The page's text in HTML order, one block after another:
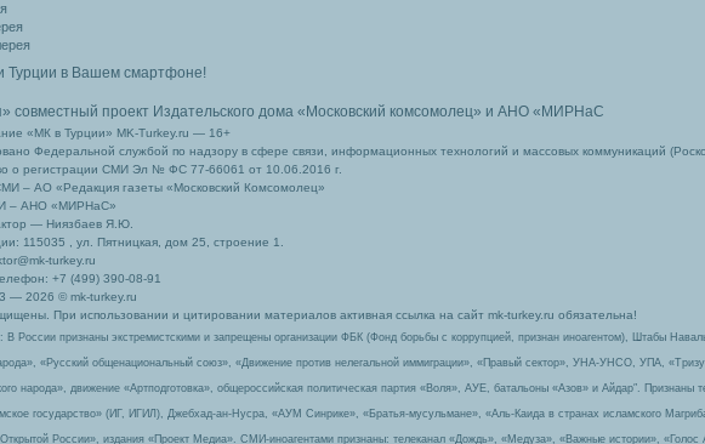
Турции в Вашем смартфоне!
совместный проект Издательского дома «Московский комсомолец» и АНО «МИРНаС
«МК в Турции» MK-Turkey.ru — 16+
Федеральной службой по надзору в сфере связи, информационных технологий и массовых коммуникаций
о регистрации СМИ Эл № ФС 77-66061 от 10.06.2016 г.
– АО «Редакция газеты «Московский Комсомолец»
– АНО «МИРНаС»
— Ниязбаев Я.Ю.
115035 , ул. Пятницкая, дом 25, строение 1.
turkey.ru
+7 (499) 390-08-91
— 2026 © mk-turkey.ru
При использовании и цитировании материалов активная ссылка на сайт mk-turkey.ru обязательна!
: В России признаны экстремистскими и запрещены организации ФБК (Фонд борьбы с коррупцией, признан иноагентом), Штабы
«Русский общенациональный союз», «Движение против нелегальной иммиграции», «Правый сектор», УНА-УНСО, УПА,
народа», движение «Артподготовка», общероссийская политическая партия «Воля», АУЕ, батальоны «Азов» и Айдар″.
государство» (ИГ, ИГИЛ), Джебхад-ан-Нусра, «АУМ Синрике», «Братья-мусульмане», «Аль-Каида в странах исламского
России», издания «Проект Медиа». СМИ-иноагентами признаны: телеканал «Дождь», «Медуза», «Важные истории»,